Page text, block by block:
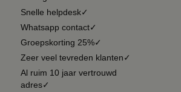
Snelle helpdesk✓
Whatsapp contact✓
Groepskorting 25%✓
Zeer veel tevreden klanten✓
Al ruim 10 jaar vertrouwd
adres✓